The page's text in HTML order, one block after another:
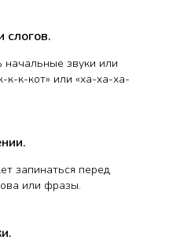
слогов.
звуки или
к-к-кот» или «ха-ха-ха-
запинаться перед
или фразы.